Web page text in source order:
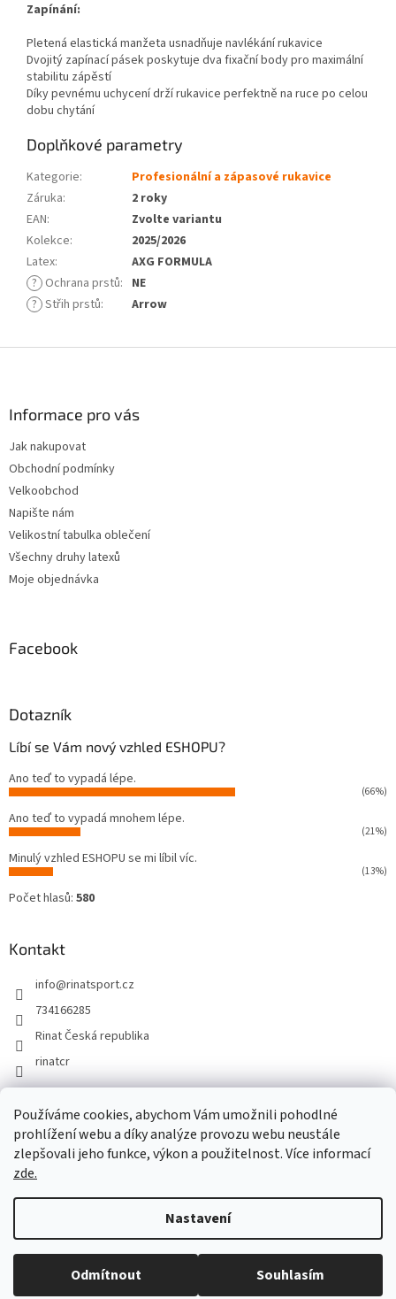
Používáme cookies, abychom Vám umožnili pohodlné
prohlížení webu a díky analýze provozu webu neustále
zlepšovali jeho funkce, výkon a použitelnost. Více informací
zde.
Nastavení
Odmítnout Souhlasím
Beru na vědomí, že expedice objednávek bude probíhat od 10.8.2026
Zapínání:
Pletená elastická manžeta usnadňuje navlékání rukavice
Dvojitý zapínací pásek poskytuje dva fixační body pro maximální
stabilitu zápěstí
Díky pevnému uchycení drží rukavice perfektně na ruce po celou
dobu chytání
Doplňkové parametry
Kategorie:
Profesionální a zápasové rukavice
Záruka:
2 roky
EAN:
Zvolte variantu
Kolekce:
2025/2026
Latex:
AXG FORMULA
? Ochrana prstů: NE
? Střih prstů: Arrow
Informace pro vás
Jak nakupovat
Obchodní podmínky
Velkoobchod
Napište nám
Velikostní tabulka oblečení
Všechny druhy latexů
Moje objednávka
Facebook
Dotazník
Líbí se Vám nový vzhled ESHOPU?
Ano teď to vypadá lépe.
(66%)
Ano teď to vypadá mnohem lépe.
(21%)
Minulý vzhled ESHOPU se mi líbil víc.
(13%)
Počet hlasů: 580
Kontakt
info@rinatsport.cz
734166285
Rinat Česká republika
rinatcr
Rinat Europe www.sport4outlet.cz
Copyright 2026Rinat Česká republika. Všechna práva vyhrazena.
Upravit nastavení cookies